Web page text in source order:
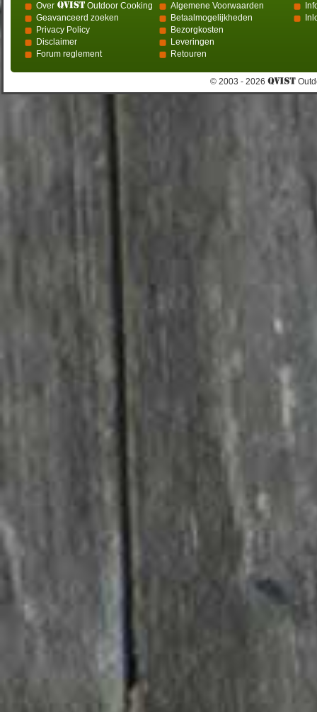
Over
Outdoor Cooking
Geavanceerd zoeken
Privacy Policy
Disclaimer
Forum reglement
Algemene Voorwaarden
Betaalmogelijkheden
Bezorgkosten
Leveringen
Retouren
© 2003 - 2026